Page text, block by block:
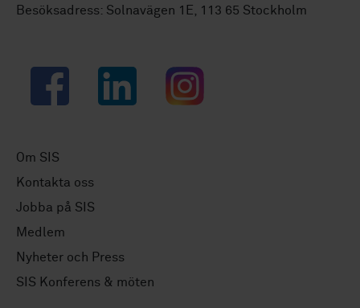
Besöksadress: Solnavägen 1E, 113 65 Stockholm
Facebook LinkedIn Instagram
Om SIS
Kontakta oss
Jobba på SIS
Medlem
Nyheter och Press
SIS Konferens & möten